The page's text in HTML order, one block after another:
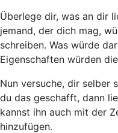
Überlege dir, was an dir
jemand, der dich mag,
schreiben. Was würde
Eigenschaften würden
Nun versuche, dir selber
du das geschafft, dann
kannst ihn auch mit der
hinzufügen.